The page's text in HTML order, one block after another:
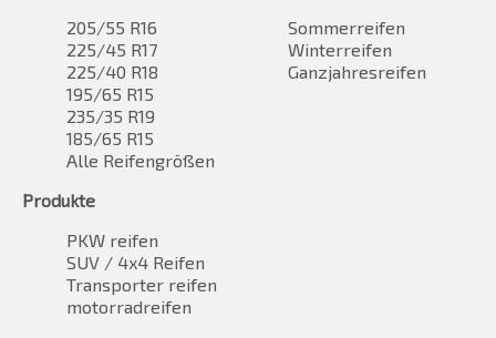
205/55 R16
225/45 R17
225/40 R18
195/65 R15
235/35 R19
185/65 R15
Alle Reifengrößen
Sommerreifen
Winterreifen
Ganzjahresreifen
Produkte
PKW reifen
SUV / 4x4 Reifen
Transporter reifen
motorradreifen